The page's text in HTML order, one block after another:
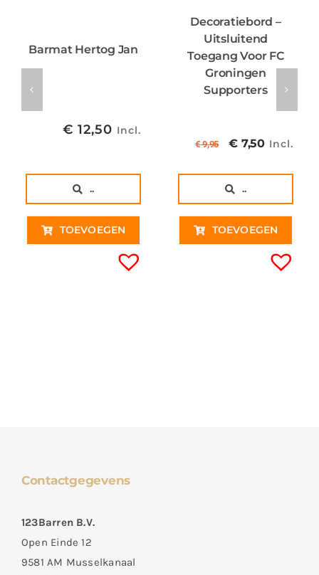
Barmat Hertog Jan
€ 12,50 Incl.
..
TOEVOEGEN
Decoratiebord –
Uitsluitend
Toegang Voor FC
Groningen
Supporters
€9,95
was:
€ 9,95€ 8,22.
€ 7,50
€
Incl.
..
TOEVOEGEN
Contactgegevens
123Barren B.V.
Open Einde 12
9581 AM Musselkanaal